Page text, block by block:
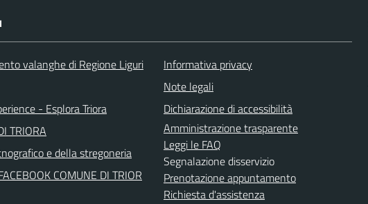
valanghe di Regione Liguri
- Esplora Triora
TRIORA
e della stregoneria
COMUNE DI TRIOR
Informativa privacy
Note legali
Dichiarazione di accessibilità
Amministrazione trasparente
Leggi le FAQ
Segnalazione disservizio
Prenotazione appuntamento
Richiesta d'assistenza